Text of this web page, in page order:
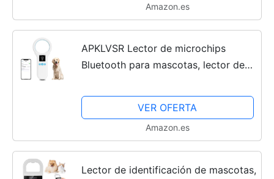
Amazon.es
APKLVSR Lector de microchips
Bluetooth para mascotas, lector de
RFID EMID FDX-B (ISO11784/85),
134,2 kHz/125 kHz, lector...
VER OFERTA
Amazon.es
Lector de identificación de mascotas,